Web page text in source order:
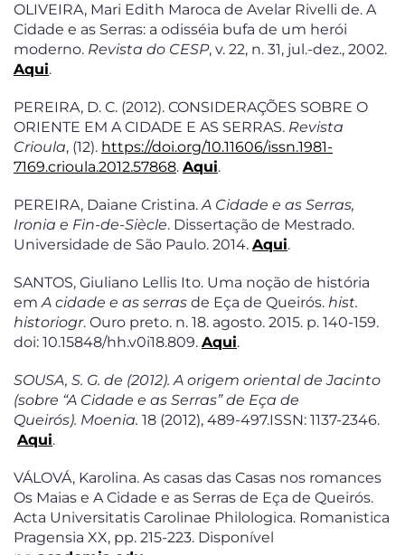
OLIVEIRA, Mari Edith Maroca de Avelar Rivelli de. A
Cidade e as Serras: a odisséia bufa de um herói
moderno. Revista do CESP, v. 22, n. 31, jul.-dez., 2002.
Aqui.
PEREIRA, D. C. (2012). CONSIDERAÇÕES SOBRE O
ORIENTE EM A CIDADE E AS SERRAS. Revista
Crioula, (12). https://doi.org/10.11606/issn.1981-
7169.crioula.2012.57868. Aqui.
PEREIRA, Daiane Cristina.A Cidade e as Serras,
Ironia e Fin-de-Siècle. Dissertação de Mestrado.
Universidade de São Paulo. 2014. Aqui.
SANTOS, Giuliano Lellis Ito. Uma noção de história
emA cidade e as serras de Eça de Queirós. hist.
historiogr. Ouro preto. n. 18. agosto. 2015. p. 140-159.
doi: 10.15848/hh.v0i18.809. Aqui.
SOUSA, S. G. de (2012). A origem oriental de Jacinto
(sobre “A Cidade e as Serras” de Eça de
Queirós). Moenia. 18 (2012), 489-497.ISSN: 1137-2346.
Aqui.
VÁLOVÁ, Karolina. As casas das Casas nos romances
Os Maias e A Cidade e as Serras de Eça de Queirós.
Acta Universitatis Carolinae Philologica. Romanistica
Pragensia XX, pp. 215-223. Disponível